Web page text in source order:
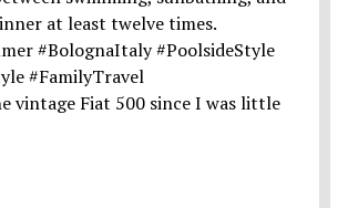
vintage Fiat 500 since I was little